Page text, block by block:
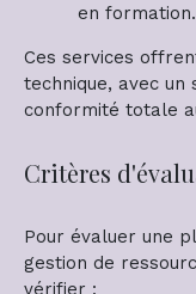
en formation.
Ces services
technique, avec
conformité totale
Critères
Pour évaluer une
gestion de
vérifier :